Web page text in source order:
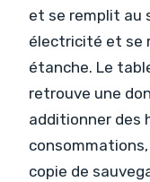
et se remplit au
électricité et se
étanche. Le
retrouve une
additionner des
copie de